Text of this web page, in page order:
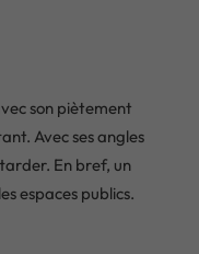
son piètement
Avec ses angles
En bref, un
espaces publics.